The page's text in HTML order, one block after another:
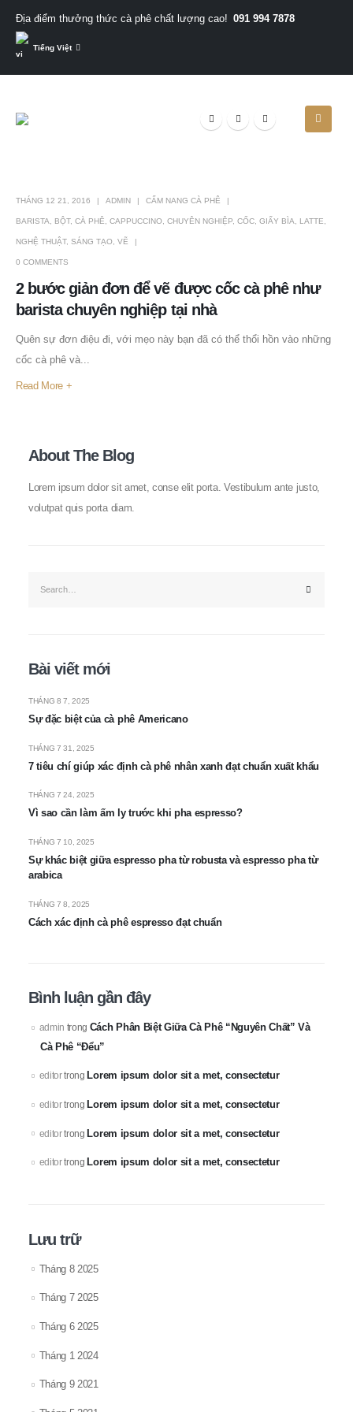
Địa điểm thưởng thức cà phê chất lượng cao! 091 994 7878
Tiếng Việt
2 bước giản đơn để vẽ được cốc cà phê như
barista chuyên nghiệp tại nhà
THÁNG 12 21, 2016 ADMIN CẨM NANG CÀ PHÊ
BARISTA BỘT, CÀ PHÊ CAPPUCCINO CHUYÊN NGHIỆP CỐC GIẤY BÌA LATTE
NGHỆ THUẬT, SÁNG TẠO VẼ
0 COMMENTS
Quên sự đơn điệu đi, với mẹo này bạn đã có thể thổi hồn vào những
cốc cà phê và...
Read More +
About The Blog
Lorem ipsum dolor sit amet, conse elit porta. Vestibulum ante justo,
volutpat quis porta diam.
Bài viết mới
Sự đặc biệt của cà phê Americano
THÁNG 8 7, 2025
7 tiêu chí giúp xác định cà phê nhân xanh đạt chuẩn xuất khẩu
THÁNG 7 31, 2025
Vì sao cần làm ấm ly trước khi pha espresso?
THÁNG 7 24, 2025
Sự khác biệt giữa espresso pha từ robusta và espresso pha từ
arabica
THÁNG 7 10, 2025
Cách xác định cà phê espresso đạt chuẩn
THÁNG 7 8, 2025
Bình luận gần đây
admin trong Cách Phân Biệt Giữa Cà Phê “Nguyên Chất” Và
Cà Phê “Đểu”
editortrong Lorem ipsum dolor sit a met, consectetur
editortrong Lorem ipsum dolor sit a met, consectetur
editortrong Lorem ipsum dolor sit a met, consectetur
editortrong Lorem ipsum dolor sit a met, consectetur
Lưu trữ
Tháng 8 2025
Tháng 7 2025
Tháng 6 2025
Tháng 1 2024
Tháng 9 2021